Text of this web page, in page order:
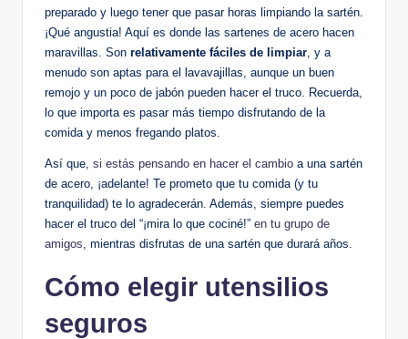
preparado y luego tener que pasar horas limpiando la sartén.
¡Qué angustia! Aquí es donde las sartenes de acero hacen
maravillas. Son relativamente fáciles de limpiar , y a
menudo son aptas para el lavavajillas, aunque un buen
remojo y un poco de jabón pueden hacer el truco. Recuerda,
lo que importa es pasar más tiempo disfrutando de la
comida y menos fregando platos.
Así que, si estás pensando en hacer el cambio a una sartén
de acero, ¡adelante! Te prometo que tu comida (y tu
tranquilidad) te lo agradecerán. Además, siempre puedes
hacer el truco del “¡mira lo que cociné!” en tu grupo de
amigos , mientras disfrutas de una sartén que durará años.
Cómo elegir utensilios
seguros